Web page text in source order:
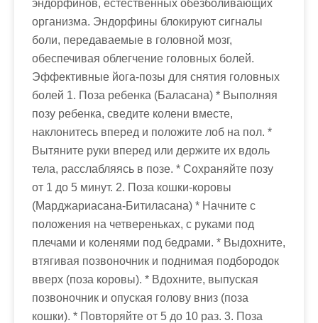
эндорфинов, естественных обезболивающих
организма. Эндорфины блокируют сигналы
боли, передаваемые в головной мозг,
обеспечивая облегчение головных болей.
Эффективные йога-позы для снятия головных
болей 1. Поза ребенка (Баласана) * Выполняя
позу ребенка, сведите колени вместе,
наклонитесь вперед и положите лоб на пол. *
Вытяните руки вперед или держите их вдоль
тела, расслабляясь в позе. * Сохраняйте позу
от 1 до 5 минут. 2. Поза кошки-коровы
(Марджариасана-Битиласана) * Начните с
положения на четвереньках, с руками под
плечами и коленями под бедрами. * Выдохните,
втягивая позвоночник и поднимая подбородок
вверх (поза коровы). * Вдохните, выпуская
позвоночник и опуская голову вниз (поза
кошки). * Повторяйте от 5 до 10 раз. 3. Поза